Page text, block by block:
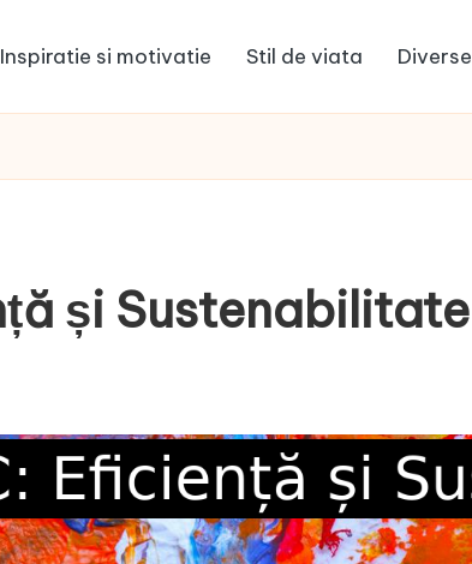
Inspiratie si motivatie Stil de viata Diverse
și Sustenabilitate